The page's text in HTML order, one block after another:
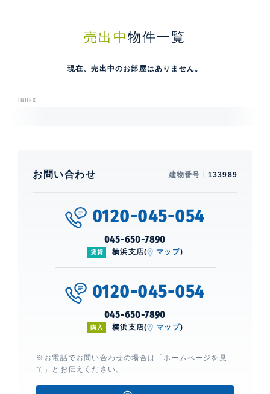
売出中 物件一覧
現在、売出中のお部屋はありません。
INDEX
お問い合わせ 建物番号 133989
0120-045-054
045-650-7890
賃貸 横浜支店( マップ)
0120-045-054
045-650-7890
購入 横浜支店( マップ)
※お電話でお問い合わせの場合は「ホームページを見
て」とお伝えください。